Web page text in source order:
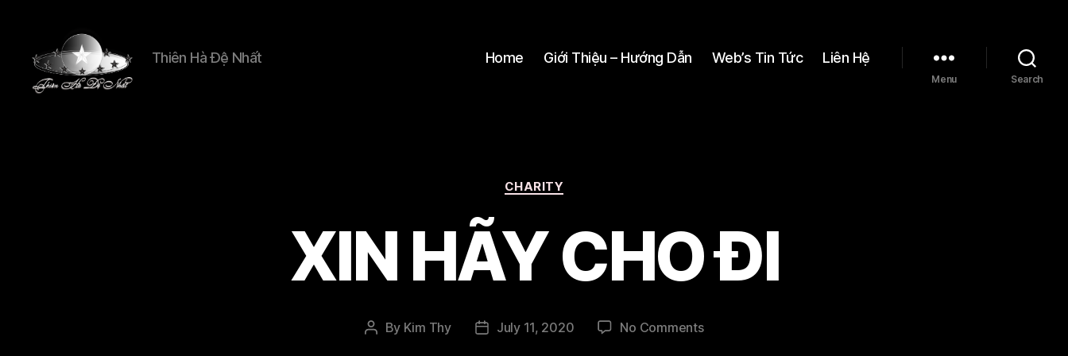
Thiên Hà Đệ Nhất Home Giới Thiệu – Hướng Dẫn Web’s Tin Tức Liên Hệ
Menu Search
Categories
CHARITY
XIN HÃY CHO ĐI
Post
By Kim Thy
PostJuly 11, 2020 No Commentson